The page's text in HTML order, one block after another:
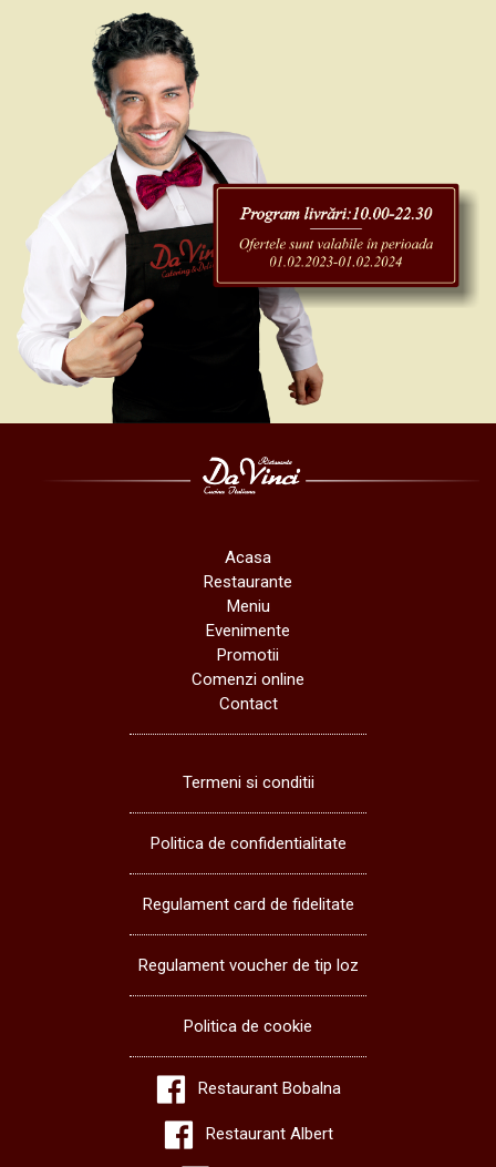
Acasa
Restaurante
Meniu
Evenimente
Promotii
Comenzi online
Contact
Termeni si conditii
Politica de confidentialitate
Regulament card de fidelitate
Regulament voucher de tip loz
Politica de cookie
Restaurant Bobalna
Restaurant Albert